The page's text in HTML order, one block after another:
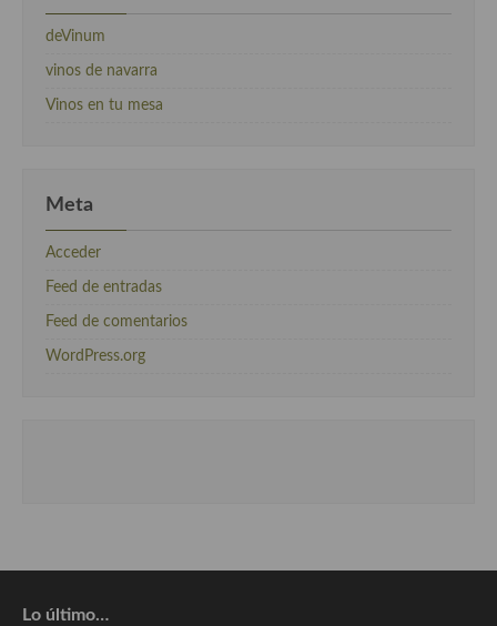
deVinum
vinos de navarra
Vinos en tu mesa
Meta
Acceder
Feed de entradas
Feed de comentarios
WordPress.org
Lo último…